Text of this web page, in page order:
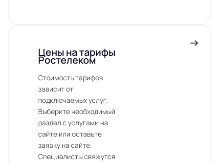
Цены на тарифы
Ростелеком
Стоимость тарифов
зависит от
подключаемых услуг.
Выберите необходимый
раздел с услугами на
сайте или оставьте
заявку на сайте.
Специалисты свяжутся